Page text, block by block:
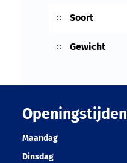
Soort
Gewicht
Openingstijden
Maandag
Dinsdag